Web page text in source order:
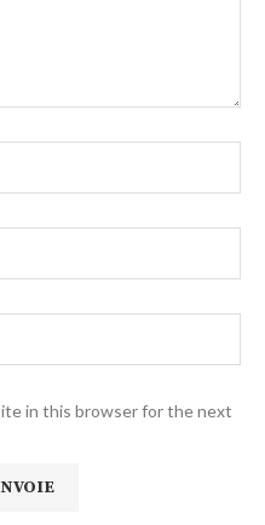
in this browser for the next